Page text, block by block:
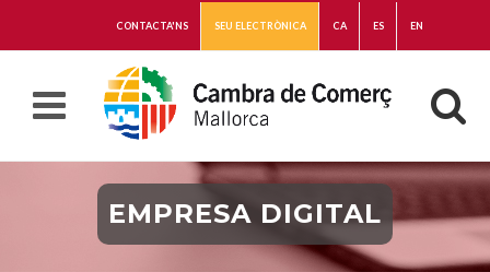
CONTACTA'NS SEU ELECTRÒNICA CA ES EN
EMPRESA DIGITAL